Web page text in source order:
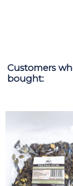
Customers
bought: